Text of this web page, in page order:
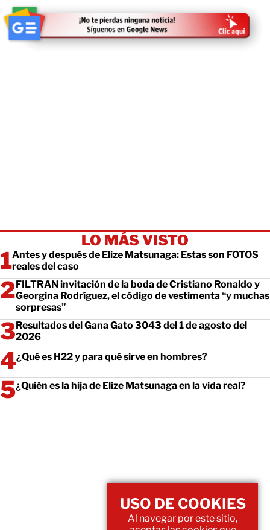
LO MÁS VISTO
Antes y después de Elize Matsunaga: Estas son FOTOS
reales del caso
FILTRAN invitación de la boda de Cristiano Ronaldo y
Georgina Rodríguez, el código de vestimenta “y muchas
sorpresas”
Resultados del Gana Gato 3043 del 1 de agosto del
2026
¿Qué es H22 y para qué sirve en hombres?
¿Quién es la hija de Elize Matsunaga en la vida real?
USO DE COOKIES
Al navegar por este sitio,